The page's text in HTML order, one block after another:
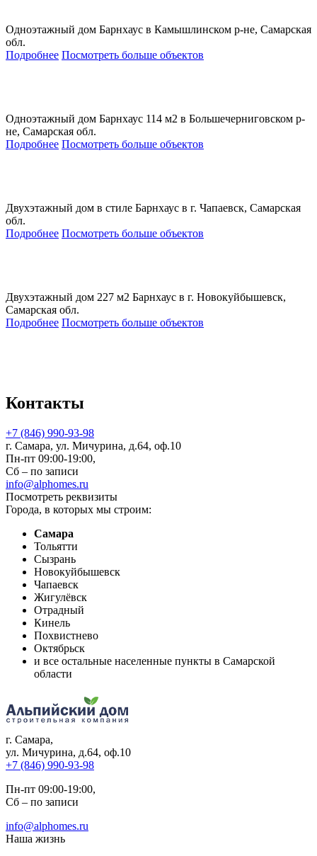
Одноэтажный дом Барнхаус в Камышлинском р-не, Самарская
обл.
Подробнее Посмотреть больше объектов
Одноэтажный дом Барнхаус 114 м2 в Большечерниговском р-
не, Самарская обл.
Подробнее Посмотреть больше объектов
Двухэтажный дом в стиле Барнхаус в г. Чапаевск, Самарская
обл.
Подробнее Посмотреть больше объектов
Двухэтажный дом 227 м2 Барнхаус в г. Новокуйбышевск,
Самарская обл.
Подробнее Посмотреть больше объектов
Контакты
+7 (846) 990-93-98
г. Самара, ул. Мичурина, д.64, оф.10
Пн-пт 09:00-19:00,
Сб – по записи
info@alphomes.ru
Посмотреть реквизиты
Города, в которых мы строим:
Самара
Тольятти
Сызрань
Новокуйбышевск
Чапаевск
Жигулёвск
Отрадный
Кинель
Похвистнево
Октябрьск
и все остальные населенные пункты в Самарской
области
г. Самара,
ул. Мичурина, д.64, оф.10
+7 (846) 990-93-98
Пн-пт 09:00-19:00,
Сб – по записи
info@alphomes.ru
Наша жизнь